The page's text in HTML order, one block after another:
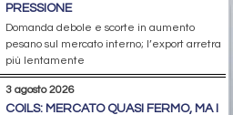
PRESSIONE
Domanda debole e scorte in aumento
pesano sul mercato interno; l’export arretra
più lentamente
3 agosto 2026
COILS: MERCATO QUASI FERMO, MA I